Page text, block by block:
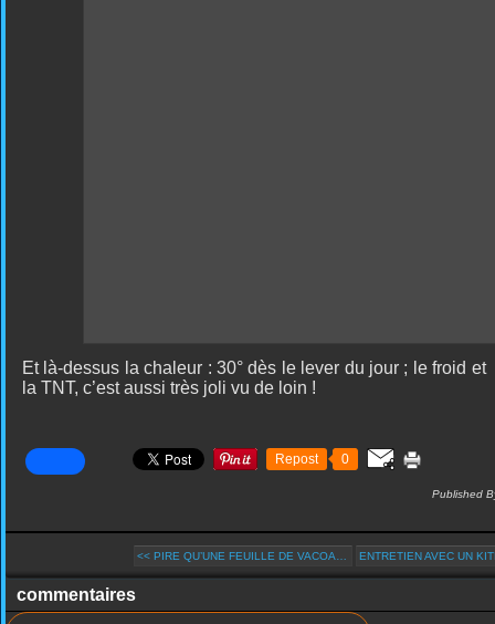
Et là-dessus la chaleur : 30° dès le lever du jour ; le froid et
la TNT, c’est aussi très joli vu de loin !
Repost 0
Published
<< PIRE QU’UNE FEUILLE DE VACOA… ENTRETIEN AVEC UN
commentaires